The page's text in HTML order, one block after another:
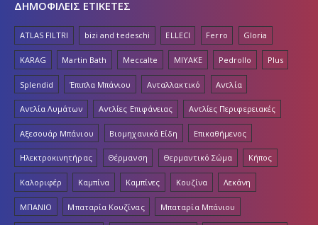
ΔΗΜΟΦΙΛΕΙΣ ΕΤΙΚΕΤΕΣ
ATLAS FILTRI bizi and tedeschi ELLECI Ferro Gloria
KARAG Martin Bath Meccalte MIYAKE Pedrollo Plus
Splendid Έπιπλα Μπάνιου Ανταλλακτικό Αντλία
Αντλία Λυμάτων Αντλίες Επιφάνειας Αντλίες Περιφερειακές
Αξεσουάρ Μπάνιου Βιομηχανικά Είδη Επικαθήμενος
Ηλεκτροκινητήρας Θέρμανση Θερμαντικό Σώμα Κήπος
Καλοριφέρ Καμπίνα Καμπίνες Κουζίνα Λεκάνη
ΜΠΑΝΙΟ Μπαταρία Κουζίνας Μπαταρία Μπάνιου